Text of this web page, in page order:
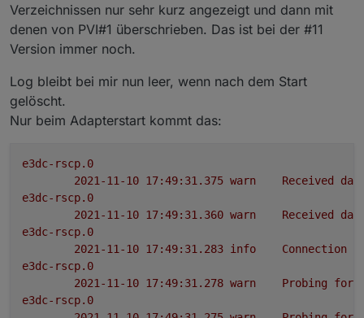
Verzeichnissen nur sehr kurz angezeigt und dann mit
denen von PVI#1 überschrieben. Das ist bei der #11
Version immer noch.
Log bleibt bei mir nun leer, wenn nach dem Start
gelöscht.
Nur beim Adapterstart kommt das:
e3dc-rscp.0
warn Received
e3dc-rscp.0
warn Received
e3dc-rscp.0
info Connection
e3dc-rscp.0
warn Probing for
e3dc-rscp.0